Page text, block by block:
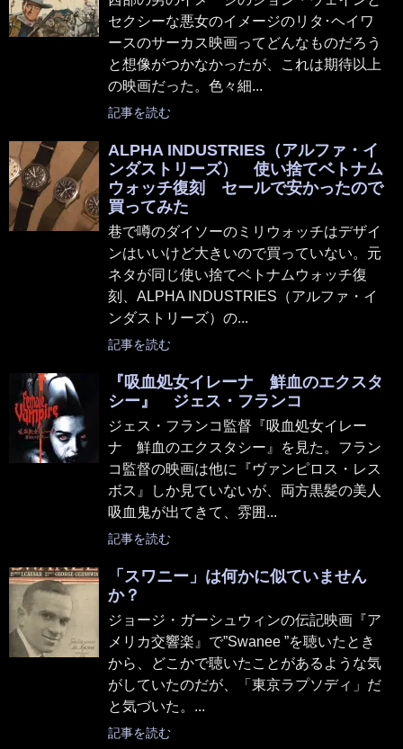
セクシーな悪女のイメージのリタ･ヘイワ
ースのサーカス映画ってどんなものだろう
と想像がつかなかったが、これは期待以上
の映画だった。色々細...
記事を読む
ALPHA INDUSTRIES（アルファ・イ
ンダストリーズ） 使い捨てベトナム
ウォッチ復刻 セールで安かったので
買ってみた
巷で噂のダイソーのミリウォッチはデザイ
ンはいいけど大きいので買っていない。元
ネタが同じ使い捨てベトナムウォッチ復
刻、ALPHA INDUSTRIES（アルファ・イ
ンダストリーズ）の...
記事を読む
『吸血処女イレーナ 鮮血のエクスタ
シー』 ジェス・フランコ
ジェス・フランコ監督『吸血処女イレー
ナ 鮮血のエクスタシー』を見た。フラン
コ監督の映画は他に『ヴァンピロス・レス
ボス』しか見ていないが、両方黒髪の美人
吸血鬼が出てきて、雰囲...
記事を読む
「スワニー」は何かに似ていません
か？
ジョージ・ガーシュウィンの伝記映画『ア
メリカ交響楽』で”Swanee ”を聴いたとき
から、どこかで聴いたことがあるような気
がしていたのだが、「東京ラプソディ」だ
と気づいた。...
記事を読む